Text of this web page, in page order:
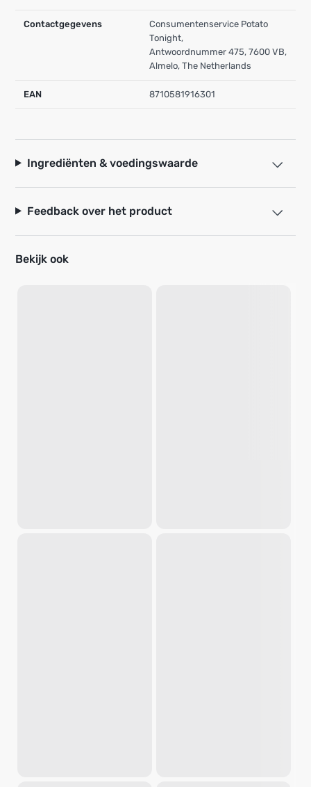
Contactgegevens
Consumentenservice Potato
Tonight,
Antwoordnummer 475, 7600 VB,
Almelo, The Netherlands
EAN 8710581916301
Ingrediënten & voedingswaarde
Feedback over het product
Bekijk ook